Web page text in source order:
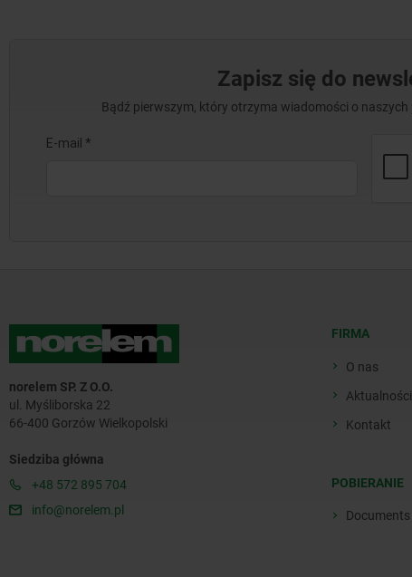
Zapisz się do
Bądź pierwszym, który otrzyma wiadomości o
norelem SP. Z O.O.
ul. Myśliborska 22
66-400 Gorzów Wielkopolski
Siedziba główna
+48 572 895 704
info@norelem.pl
FIRMA
O nas
Aktualności
Kontakt
POBIERANIE
Documents